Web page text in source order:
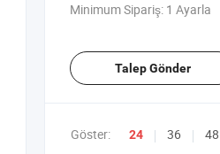
Minimum Sipariş: 1 Ayarla
Talep Gönder
Göster: 24 36 48